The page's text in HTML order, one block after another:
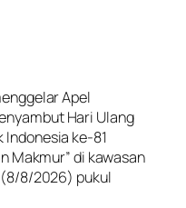
Apel
Hari Ulang
Indonesia ke-81
Makmur” di kawasan
8/2026) pukul